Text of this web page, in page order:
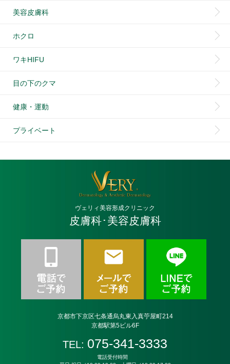
美容皮膚科
ホクロ
ワキHIFU
目の下のクマ
健康・運動
プライベート
ヴェリィ美容形成クリニック
皮膚科･美容皮膚科
京都市下京区七条通烏丸東入真苧屋町214
京都駅第5ビル6F
TEL: 075-341-3333
電話受付時間